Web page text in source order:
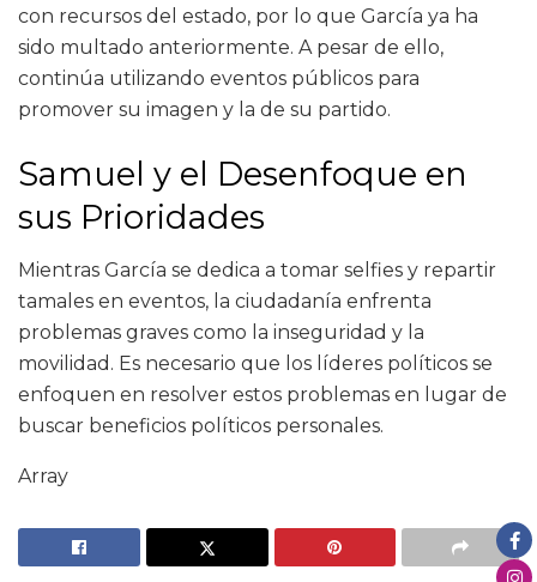
con recursos del estado, por lo que García ya ha
sido multado anteriormente. A pesar de ello,
continúa utilizando eventos públicos para
promover su imagen y la de su partido.
Samuel y el Desenfoque en
sus Prioridades
Mientras García se dedica a tomar selfies y repartir
tamales en eventos, la ciudadanía enfrenta
problemas graves como la inseguridad y la
movilidad. Es necesario que los líderes políticos se
enfoquen en resolver estos problemas en lugar de
buscar beneficios políticos personales.
Array